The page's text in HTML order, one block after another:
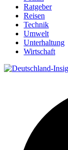
Ratgeber
Reisen
Technik
Umwelt
Unterhaltung
Wirtschaft